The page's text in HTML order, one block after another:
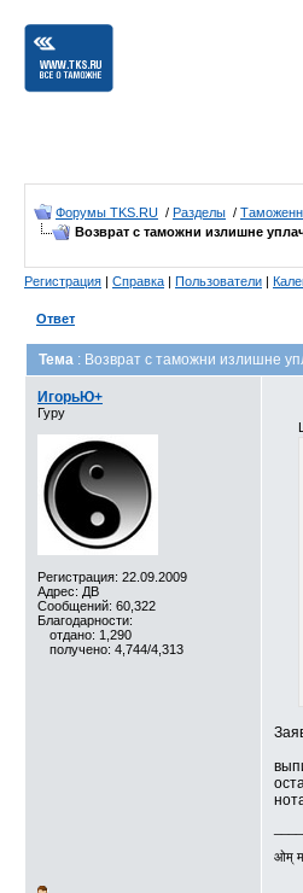
Форумы TKS.RU / Разделы /
Возврат с таможни излишне
Регистрация | Справка | Пользователи |
Ответ
Тема : Возврат с таможни излишне
ИгорьЮ+
Гуру
Регистрация: 22.09.2009
Адрес: ДВ
Сообщений: 60,322
Благодарности:
отдано: 1,290
получено: 4,744/4,313
ओम्